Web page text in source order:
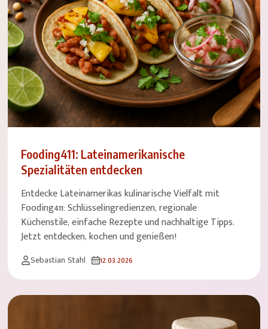
Fooding411: Lateinamerikanische
Spezialitäten entdecken
Entdecke Lateinamerikas kulinarische Vielfalt mit
Fooding411: Schlüsselingredienzen, regionale
Küchenstile, einfache Rezepte und nachhaltige Tipps.
Jetzt entdecken, kochen und genießen!
Sebastian Stahl 12.03.2026